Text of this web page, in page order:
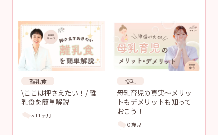
離乳食
\ここは押さえたい！/ 離
乳食を簡単解説
5-11ヶ月
授乳
母乳育児の真実〜メリッ
トもデメリットも知って
おこう！
０歳児